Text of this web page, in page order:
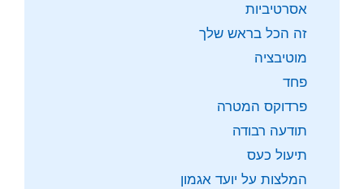
אסרטיביות
זה הכל בראש שלך
מוטיבציה
פחד
פרדוקס המטרה
תודעה רבודה
תיעול כעס
המלצות על יועד אגמון